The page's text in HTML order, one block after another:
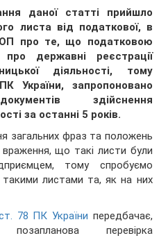
даної статті прийшло
листа від податкової, в
про те, що податковою
державні реєстрації
діяльності, тому
України, запропоновано
здійснення
за останні 5 років.
загальних фраз та положень
що такі листи були
тому спробуємо
листами та, як на них
78 ПК України передбачає,
перевірка